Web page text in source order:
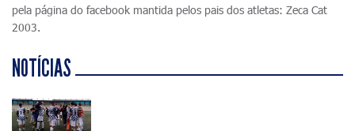
pela página do facebook mantida pelos pais dos atletas: Zeca Cat
2003.
NOTÍCIAS